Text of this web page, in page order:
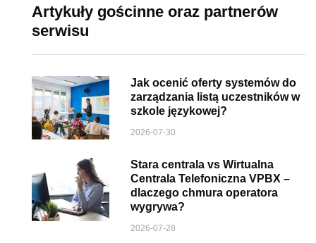
Artykuły gościnne oraz partnerów
serwisu
Jak ocenić oferty systemów do
zarządzania listą uczestników w
szkole językowej?
2026-07-30
Stara centrala vs Wirtualna
Centrala Telefoniczna VPBX –
dlaczego chmura operatora
wygrywa?
2026-07-28